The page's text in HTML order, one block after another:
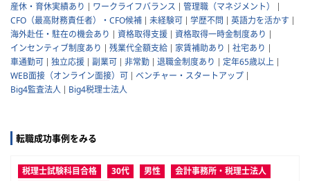
産休・育休実績あり
ワークライフバランス
管理職（マネジメント）
CFO（最高財務責任者）・CFO候補
未経験可 学歴不問
英語力を活かす
海外赴任・駐在の機会あり
資格取得支援
資格取得一時金制度あり
インセンティブ制度あり
残業代全額支給 家賃補助あり
社宅あり
車通勤可
独立応援 副業可 非常勤 退職金制度あり
定年65歳以上
WEB面接（オンライン面接）可
ベンチャー・スタートアップ
Big4監査法人
Big4税理士法人
転職成功事例をみる
税理士試験科目合格 30代 男性
会計事務所・税理士法人